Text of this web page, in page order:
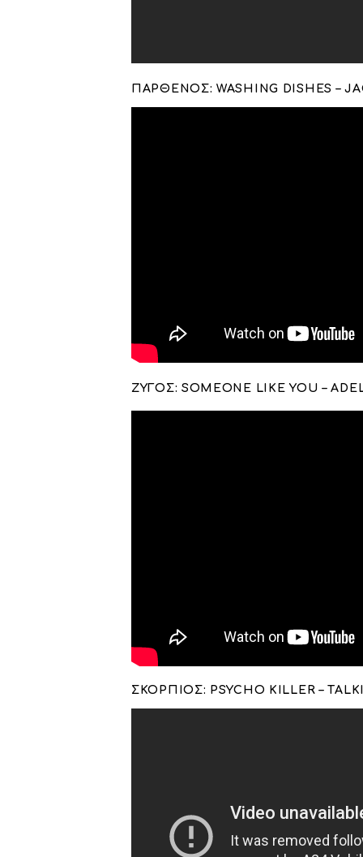
ΠΑΡΘΕΝΟΣ: WASHING DISHES –
ΖΥΓΟΣ: SOMEONE LIKE YOU –
ΣΚΟΡΠΙΟΣ: PSYCHO KILLER –